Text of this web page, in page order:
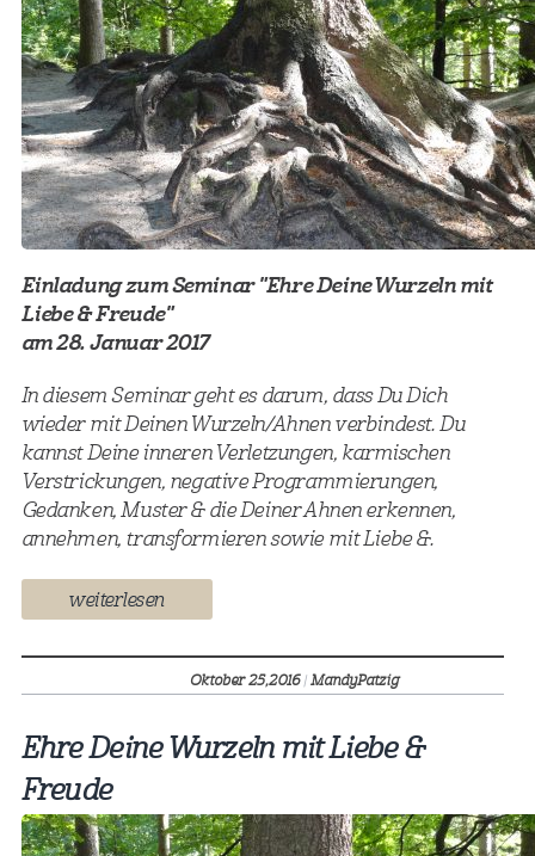
Einladung zum Seminar "Ehre Deine Wurzeln mit
Liebe & Freude"
am 28. Januar 2017
In diesem Seminar geht es darum, dass Du Dich
wieder mit Deinen Wurzeln/Ahnen verbindest. Du
kannst Deine inneren Verletzungen, karmischen
Verstrickungen, negative Programmierungen,
Gedanken, Muster & die Deiner Ahnen erkennen,
annehmen, transformieren sowie mit Liebe &.
weiterlesen
Oktober 25,2016|MandyPatzig
Ehre Deine Wurzeln mit Liebe &
Freude